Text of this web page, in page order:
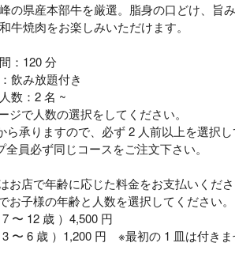
の県産本部牛を厳選。脂身の口どけ、旨
牛焼肉をお楽しみいただけます。
：120 分
飲み放題付き
数：2 名 ~
ジで人数の選択をしてください。
ら承りますので、必ず 2 人前以上を選択し
全員必ず同じコースをご注文下さい。
お店で年齢に応じた料金をお支払いくださ
お子様の年齢と人数を選択してください。
〜 12 歳 ）4,500 円
〜 6 歳 ）1,200 円 ※最初の 1 皿は付きま